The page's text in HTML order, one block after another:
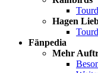
Hagen
Fänpedia
Mehr